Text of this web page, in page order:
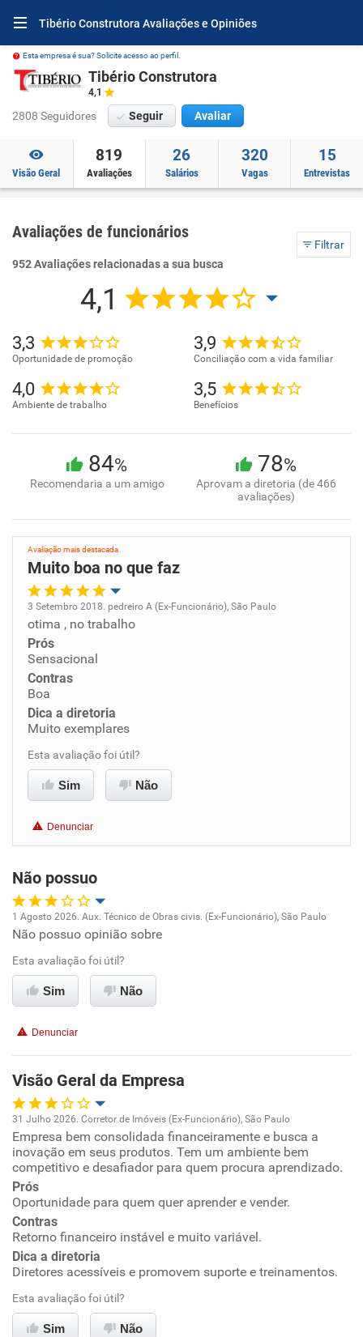
Tibério Construtora Avaliações e Opiniões
Esta empresa é sua? Solicite acesso ao perfil.
Tibério Construtora
4,1
2808 Seguidores Seguir Avaliar
Visão Geral
819
Avaliações
26
Salários
320
Vagas
15
Entrevistas
Avaliações de funcionários
Filtrar
952 Avaliações relacionadas a sua busca
4,1
3,3
Oportunidade de promoção
3,9
Conciliação com a vida familiar
4,0
Ambiente de trabalho
3,5
Benefícios
84%
Recomendaria a um amigo
78%
Aprovam a diretoria (de 466
avaliações)
Avaliação mais destacada
Muito boa no que faz
Oportunidade de promoção
Ambiente de trabalho
Conciliação com a vida familiar
Recomenda esta empresa
3 Setembro 2018. pedreiro A (Ex-Funcionário), São Paulo
otima , no trabalho
Prós
Sensacional
Contras
Boa
Dica a diretoria
Muito exemplares
Esta avaliação foi útil?
Sim Não
Denunciar
Não possuo
Oportunidade de promoção
Ambiente de trabalho
Benefícios
Não recomenda esta empresa
Recomenda a diretoria
1 Agosto 2026. Aux. Técnico de Obras civis. (Ex-Funcionário), São Paulo
Não possuo opinião sobre
Esta avaliação foi útil?
Sim Não
Denunciar
Visão Geral da Empresa
Oportunidade de promoção
Ambiente de trabalho
Conciliação com a vida familiar
Benefícios
Recomenda esta empresa
Recomenda a diretoria
31 Julho 2026. Corretor de Imóveis (Ex-Funcionário), São Paulo
Empresa bem consolidada financeiramente e busca a
inovação em seus produtos. Tem um ambiente bem
competitivo e desafiador para quem procura aprendizado.
Prós
Oportunidade para quem quer aprender e vender.
Contras
Retorno financeiro instável e muito variável.
Dica a diretoria
Diretores acessíveis e promovem suporte e treinamentos.
Esta avaliação foi útil?
Sim Não